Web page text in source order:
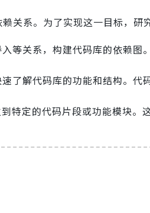
关系。为了实现这一目标，研
等关系，构建代码库的依赖图
了解代码库的功能和结构。代
特定的代码片段或功能模块。